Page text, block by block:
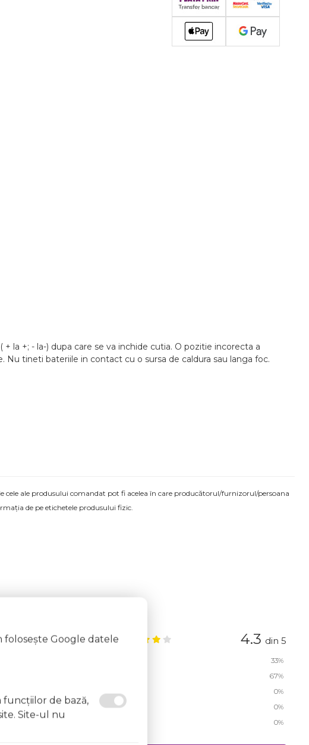
la +; - la-) dupa care se va inchide cutia. O pozitie incorecta a
tineti bateriile in contact cu o sursa de caldura sau langa foc.
ale produsului comandat pot fi acelea în care producătorul/furnizorul/persoana
de pe etichetele produsului fizic.
28/04/2015, 19:47 4.3 din 5
33%
67%
0%
2 stele
0%
0%
folosește Google datele
funcţiilor de bază,
Site-ul nu